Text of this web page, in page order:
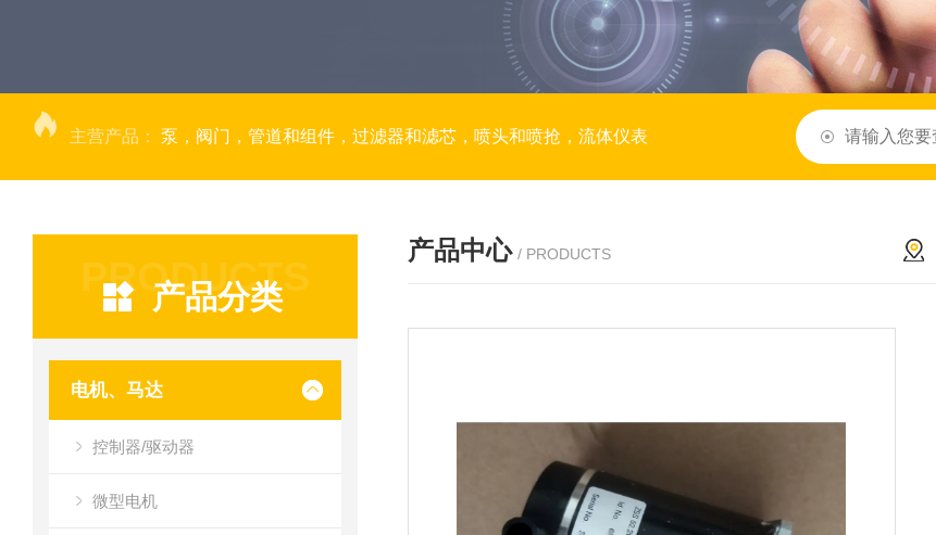
主营产品： 泵，阀门，管道和组件，过滤器和滤芯，喷头和喷抢，流体仪表
PRODUCTS
产品分类
电机、马达
控制器/驱动器
微型电机
产品中心 / PRODUCTS